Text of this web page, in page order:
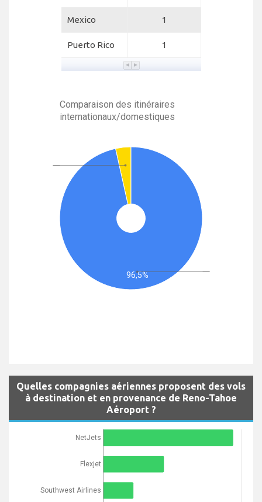
Mexico 1
Puerto Rico 1
Comparaison des itinéraires
internationaux/domestiques
96,5%
Quelles compagnies aériennes proposent des vols
à destination et en provenance de Reno-Tahoe
Aéroport ?
NetJets
Flexjet
Southwest Airlines